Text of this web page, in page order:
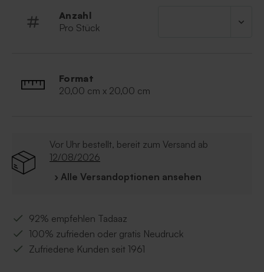
Material: luxuriöse Papierservietten
Farbe: weiß
Anzahl
Pro Stück
Format
20,00 cm x 20,00 cm
Vor Uhr bestellt, bereit zum Versand ab
12/08/2026
› Alle Versandoptionen ansehen
92% empfehlen Tadaaz
100% zufrieden oder gratis Neudruck
Zufriedene Kunden seit 1961